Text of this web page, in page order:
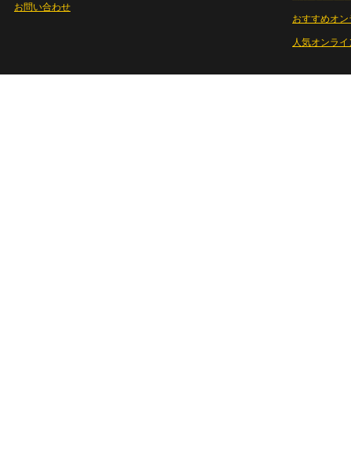
お問い合わせ
おすすめオ
人気オンラ